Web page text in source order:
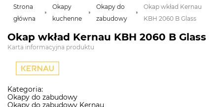
Strona
główna
Okapy
kuchenne
Okapy do
zabudowy
Okap wkład Kernau
KBH 2060 B Glass
Okap wkład Kernau KBH 2060 B Glass
Karta informacyjna produktu
Kategoria:
Okapy do zabudowy
Okapy do zabudowy Kernau